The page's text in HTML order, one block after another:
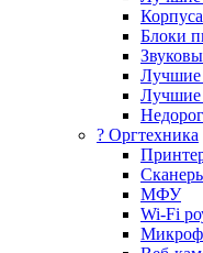
Блоки
Лучшие
?️ Оргтехника
МФУ
Wi-Fi